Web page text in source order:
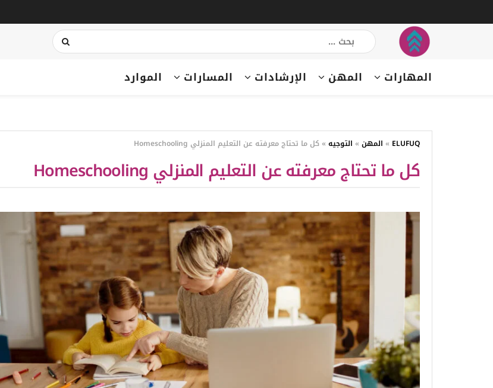
المهارات المهن الإرشادات المسارات الموارد
ELUFUQ
» المهن » التوجيه »كل ما تحتاج معرفته عن التعليم المنزلي Homeschooling
كل ما تحتاج معرفته عن التعليم المنزلي Homeschooling